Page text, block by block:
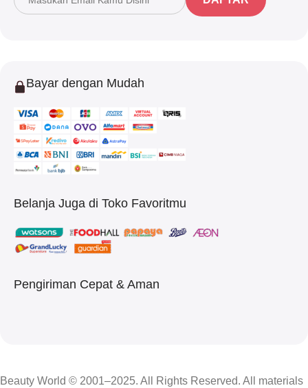
Bayar dengan Mudah
Belanja Juga di Toko Favoritmu
Pengiriman Cepat & Aman
Beauty World © 2001–2025. All Rights Reserved. All materials